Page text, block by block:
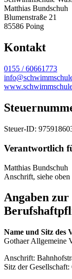
Matthias Bundschuh
Blumenstraße 21
85586 Poing
Kontakt
0155 / 60661773
Steuer-ID:
Verantwortlich
Matthias Bundschuh
Anschrift, siehe oben
Angaben zur
Name und Sitz des
Gothaer Allgemeine
Anschrift:
Sitz der